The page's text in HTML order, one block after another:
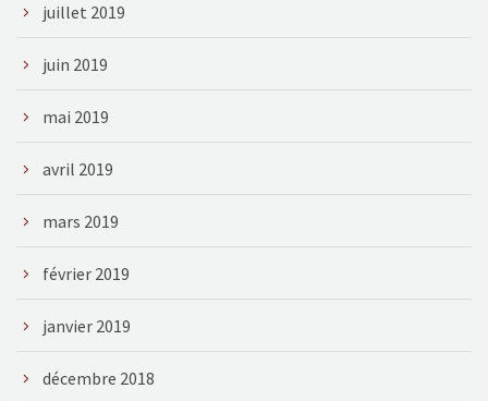
juillet 2019
juin 2019
mai 2019
avril 2019
mars 2019
février 2019
janvier 2019
décembre 2018